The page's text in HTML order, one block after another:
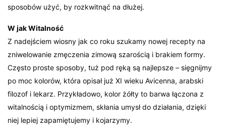
sposobów użyć, by rozkwitnąć na dłużej.
W jak Witalność
Z nadejściem wiosny jak co roku szukamy nowej recepty na
zniwelowanie zmęczenia zimową szarością i brakiem formy.
Często proste sposoby, tuż pod ręką są najlepsze – sięgnijmy
po moc kolorów, która opisał już XI wieku Avicenna, arabski
filozof i lekarz. Przykładowo, kolor żółty to barwa łączona z
witalnością i optymizmem, skłania umysł do działania, dzięki
niej lepiej zapamiętujemy i kojarzymy.